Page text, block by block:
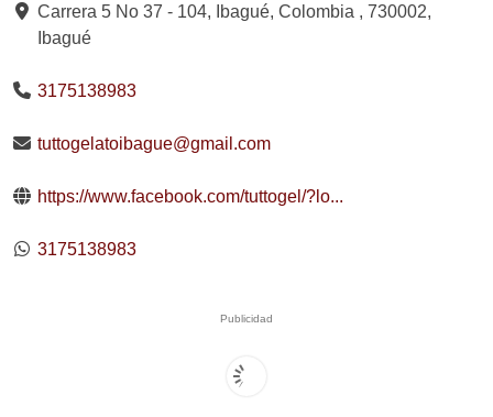
Carrera 5 No 37 - 104, Ibagué, Colombia , 730002,
Ibagué
3175138983
tuttogelatoibague@gmail.com
https://www.facebook.com/tuttogel/?lo...
3175138983
Publicidad